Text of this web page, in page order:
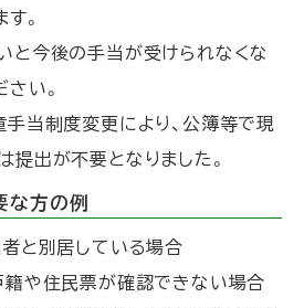
。
と今後の手当が受けられなくな
い。
当制度変更により、公簿等で現
提出が不要となりました。
な方の例
と別居している場合
籍や住民票が確認できない場合